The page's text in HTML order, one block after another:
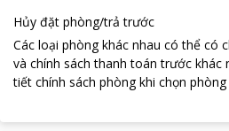
Hủy đặt phòng/trả trước
Các loại phòng khác nhau có thể có
và chính sách thanh toán trước khác
tiết chính sách phòng khi chọn